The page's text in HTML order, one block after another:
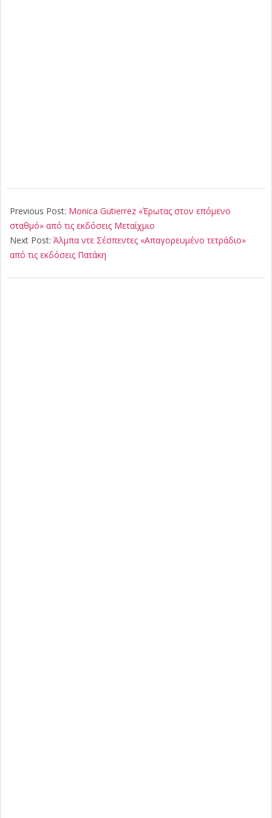
01-
17
Previous Post: Monica Gutierrez «Έρωτας στον επόμενο
σταθμό» από τις εκδόσεις Μεταίχμιο
Next Post: Άλμπα ντε Σέσπεντες «Απαγορευμένο τετράδιο»
από τις εκδόσεις Πατάκη